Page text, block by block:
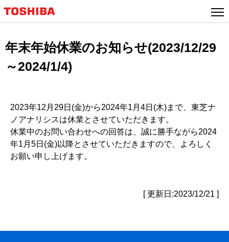
年末年始休業のお知らせ(2023/12/29
～2024/1/4)
2023年12月29日(金)から2024年1月4日(木)まで、東芝ナ
ノアナリシスは休業とさせていただきます。
休業中のお問い合わせへの回答は、誠に勝手ながら2024
年1月5日(金)以降とさせていただきますので、よろしく
お願い申し上げます。
[ 更新日:2023/12/21 ]